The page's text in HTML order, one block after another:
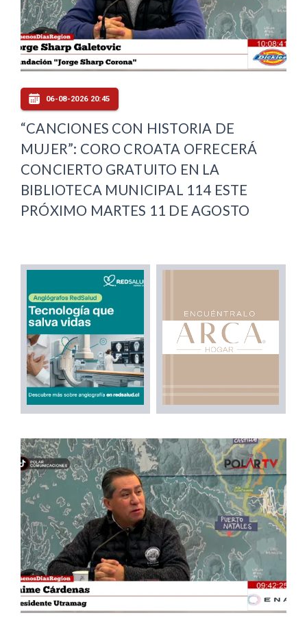
06-08-2026 20:45
“CANCIONES CON HISTORIA DE
MUJER”: CORO CROATA OFRECERÁ
CONCIERTO GRATUITO EN LA
BIBLIOTECA MUNICIPAL 114 ESTE
PRÓXIMO MARTES 11 DE AGOSTO